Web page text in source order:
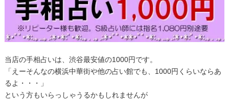
当店の手相占いは、渋谷最安値の1000円です。
「えーそんなの横浜中華街や他の占い館でも、1000円くらいならあ
るよ・・・」
という方もいらっしゃうるかもしれませんが